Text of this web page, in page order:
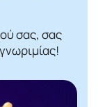
σας, σας